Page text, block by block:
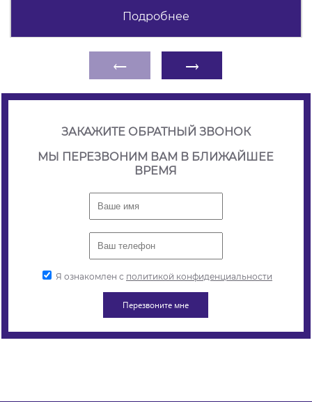
Подробнее
← →
ЗАКАЖИТЕ ОБРАТНЫЙ ЗВОНОК
МЫ ПЕРЕЗВОНИМ ВАМ В БЛИЖАЙШЕЕ
ВРЕМЯ
Я ознакомлен с политикой конфиденциальности